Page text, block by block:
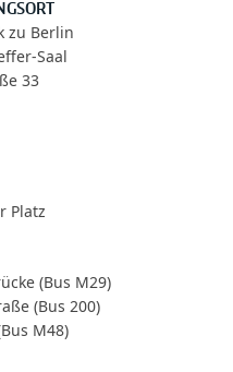
zu Berlin
Saal
33
Platz
(Bus M29)
(Bus 200)
M48)